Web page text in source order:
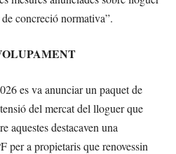
concreció normativa”.
es va anunciar un paquet de
del mercat del lloguer que
aquestes destacaven una
per a propietaris que renovessin